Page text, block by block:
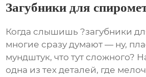
Загубники для
Когда слышишь ?загубники
многие сразу думают — ну,
мундштук, что тут сложного?
одна из тех деталей, где